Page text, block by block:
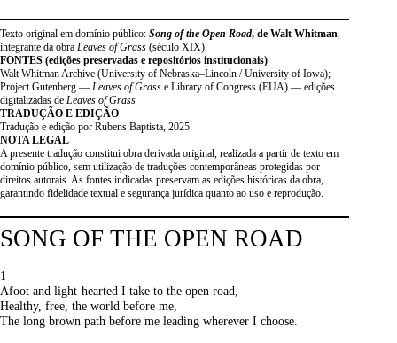
Texto original em domínio público: Song of the Open Road, de Walt Whitman,
integrante da obra Leaves of Grass (século XIX).
FONTES (edições preservadas e repositórios institucionais)
Walt Whitman Archive (University of Nebraska–Lincoln / University of Iowa);
Project Gutenberg — Leaves of Grass e Library of Congress (EUA) — edições
digitalizadas de Leaves of Grass
TRADUÇÃO E EDIÇÃO
Tradução e edição por Rubens Baptista, 2025.
NOTA LEGAL
A presente tradução constitui obra derivada original, realizada a partir de texto em
domínio público, sem utilização de traduções contemporâneas protegidas por
direitos autorais. As fontes indicadas preservam as edições históricas da obra,
garantindo fidelidade textual e segurança jurídica quanto ao uso e reprodução.
SONG OF THE OPEN ROAD
1
Afoot and light-hearted I take to the open road,
Healthy, free, the world before me,
The long brown path before me leading wherever I choose.